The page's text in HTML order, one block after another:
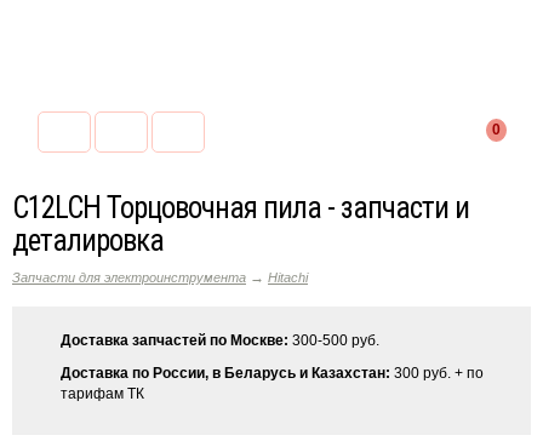
0
C12LCH Торцовочная пила - запчасти и
деталировка
Запчасти для электроинструмента → Hitachi
Доставка запчастей по Москве: 300-500 руб.
Доставка по России, в Беларусь и Казахстан: 300 руб. + по
тарифам ТК